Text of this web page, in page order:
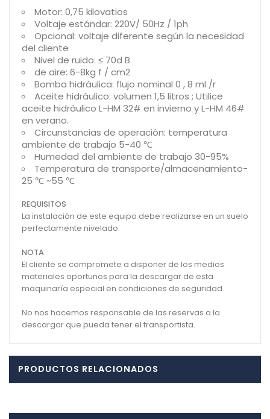
Motor: 0,75 kilovatios
Voltaje estándar: 220V/ 50Hz / 1ph
Opcional: voltaje diferente según la necesidad
del cliente
Nivel de ruido: ≤ 70d B
de aire: 6-8kg f / cm2
Bomba hidráulica: flujo nominal 0 , 8 ml /r
Aceite hidráulico: volumen 1,5 litros ; Utilice
aceite hidráulico L-HM 32# en invierno y L-HM 46#
en verano.
Circunstancias de operación: temperatura
ambiente de trabajo 5-40 ℃
Humedad del ambiente de trabajo 30-95%
Temperatura de transporte/almacenamiento-
25 ℃ ~55 ℃
REQUISITOS
La instalación de este equipo debe realizarse en un suelo
perfectamente nivelado.
NOTA
El cliente se compromete a disponer de los medios
materiales oportunos para la descargar de esta
maquinaría especial en condiciones de seguridad.
No nos hacemos responsable de las reservas a la
descargar que pueda tener el transportista.
PRODUCTOS RELACIONADOS